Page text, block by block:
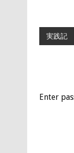
実践記
Enter